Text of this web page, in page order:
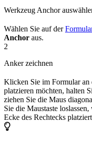
Werkzeug Anchor
Wählen Sie auf der
Anchor aus.
2
Anker zeichnen
Klicken Sie im Formular an
platzieren möchten, halten
ziehen Sie die Maus
Sie die Maustaste
Ecke des Rechtecks